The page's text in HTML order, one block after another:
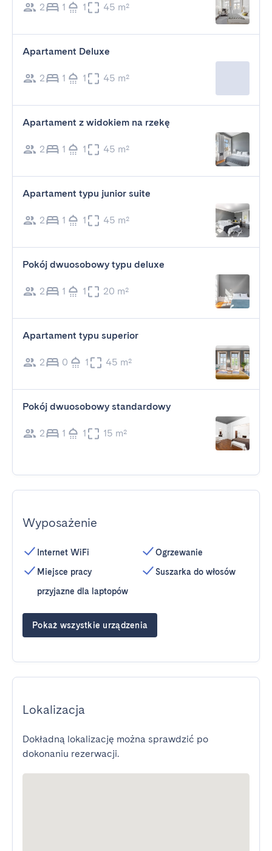
2 1 1 45 m²
Apartament Deluxe
2 1 1 45 m²
Apartament z widokiem na rzekę
2 1 1 45 m²
Apartament typu junior suite
2 1 1 45 m²
Pokój dwuosobowy typu deluxe
2 1 1 20 m²
Apartament typu superior
2 0 1 45 m²
Pokój dwuosobowy standardowy
2 1 1 15 m²
Wyposażenie
Internet WiFi
Miejsce pracy
przyjazne dla laptopów
Ogrzewanie
Suszarka do włosów
Pokaż wszystkie urządzenia
Lokalizacja
Dokładną lokalizację można sprawdzić po
dokonaniu rezerwacji.